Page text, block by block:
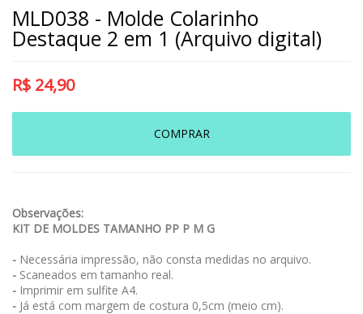
MLD038 - Molde Colarinho
Destaque 2 em 1 (Arquivo digital)
R$ 24,90
COMPRAR
Observações:
KIT DE MOLDES TAMANHO PP P M G
- Necessária impressão, não consta medidas no arquivo.
- Scaneados em tamanho real.
- Imprimir em sulfite A4.
- Já está com margem de costura 0,5cm (meio cm).